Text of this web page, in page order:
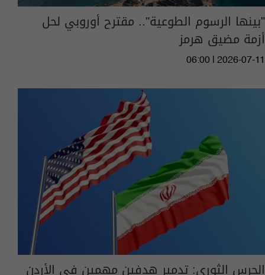
"بينها الرسوم الطوعية".. مقترح أوروبي لحل
أزمة مضيق هرمز
06:00 | 2026-07-11
الحرس الثوري: تدمير هدفين مهمين في الأردن